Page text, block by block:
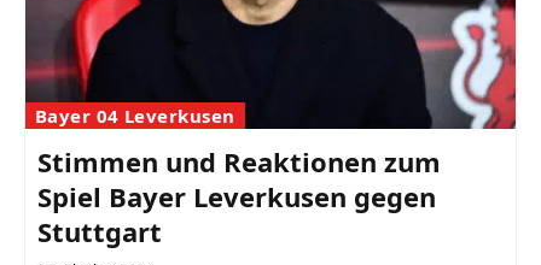
Bayer 04 Leverkusen
Stimmen und Reaktionen zum
Spiel Bayer Leverkusen gegen
Stuttgart